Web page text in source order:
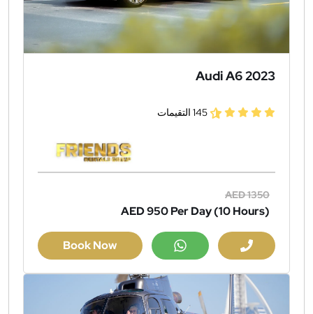
Audi A6 2023
145 التقيمات
AED 1350
AED 950Per Day (10 Hours)
Book Now